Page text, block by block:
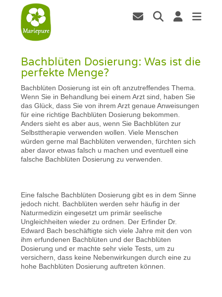
Bachblüten Dosierung: Was ist die
perfekte Menge?
Bachblüten Dosierung ist ein oft anzutreffendes Thema.
Wenn Sie in Behandlung bei einem Arzt sind, haben Sie
das Glück, dass Sie von ihrem Arzt genaue Anweisungen
für eine richtige Bachblüten Dosierung bekommen.
Anders sieht es aber aus, wenn Sie Bachblüten zur
Selbsttherapie verwenden wollen. Viele Menschen
würden gerne mal Bachblüten verwenden, fürchten sich
aber davor etwas falsch u machen und eventuell eine
falsche Bachblüten Dosierung zu verwenden.
Eine falsche Bachblüten Dosierung gibt es in dem Sinne
jedoch nicht. Bachblüten werden sehr häufig in der
Naturmedizin eingesetzt um primär seelische
Ungleichheiten wieder zu ordnen. Der Erfinder Dr.
Edward Bach beschäftigte sich viele Jahre mit den von
ihm erfundenen Bachblüten und der Bachblüten
Dosierung und er machte sehr viele Tests, um zu
versichern, dass keine Nebenwirkungen durch eine zu
hohe Bachblüten Dosierung auftreten können.